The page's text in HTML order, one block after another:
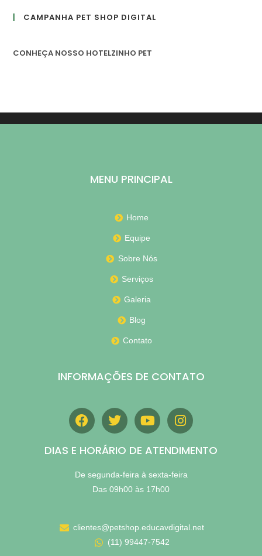
CAMPANHA PET SHOP DIGITAL
CONHEÇA NOSSO HOTELZINHO PET
MENU PRINCIPAL
Home
Equipe
Sobre Nós
Serviços
Galeria
Blog
Contato
INFORMAÇÕES DE CONTATO
DIAS E HORÁRIO DE ATENDIMENTO
De segunda-feira à sexta-feira
Das 09h00 às 17h00
clientes@petshop.educavdigital.net
(11) 99447-7542